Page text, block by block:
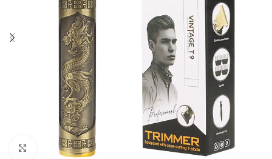
Click to enlarge